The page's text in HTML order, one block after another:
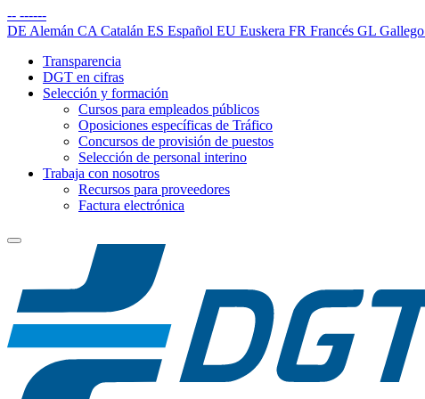
-- ------
DE Alemán CA Catalán ES Español EU Euskera FR Francés GL Gallego
Transparencia
DGT en cifras
Selección y formación
Cursos para empleados públicos
Oposiciones específicas de Tráfico
Concursos de provisión de puestos
Selección de personal interino
Trabaja con nosotros
Recursos para proveedores
Factura electrónica